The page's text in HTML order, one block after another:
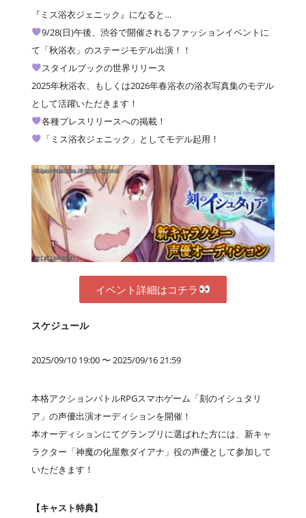
『ミス浴衣ジェニック』になると…
9/28(日)午後、渋谷で開催されるファッションイベントに
て「秋浴衣」のステージモデル出演！！
スタイルブックの世界リリース
2025年秋浴衣、もしくは2026年春浴衣の浴衣写真集のモデル
として活躍いただきます！
各種プレスリリースへの掲載！
「ミス浴衣ジェニック」としてモデル起用！
イベント詳細はコチラ
スケジュール
2025/09/10 19:00 〜 2025/09/16 21:59
本格アクションバトルRPGスマホゲーム「刻のイシュタリ
ア」の声優出演オーディションを開催！
本オーディションにてグランプリに選ばれた方には、新キャ
ラクター「神魔の化屋敷ダイアナ」役の声優として参加して
いただきます！
【キャスト特典】